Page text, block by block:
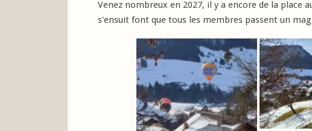
Venez nombreux en 2027, il y a encore de la place
s'ensuit font que tous les membres passent un